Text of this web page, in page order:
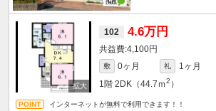
102 4.6万円
4,100円
敷 0ヶ月 礼
1ヶ月
1階 2DK（44.7ｍ2 ）
インターネットが無料で利用できます！！